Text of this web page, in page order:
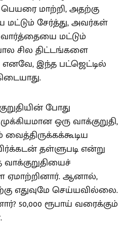
மாற்றி, அதற்கு
மட்டும் சேர்த்து, அவர்கள்
மட்டும்
சில திட்டங்களை
எனவே, இந்த பட்ஜெட்டில்
போது
ஒரு வாக்குறுதி,
தள்ளுபடி என்று
ஆனால்,
எதுவுமே செய்யவில்லை.
50,000 ரூபாய் வரைக்கும்